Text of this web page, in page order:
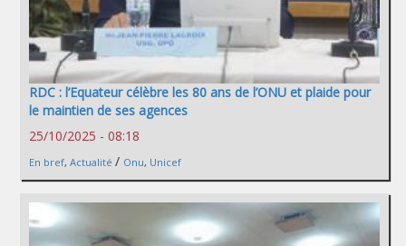
RDC : l’Equateur célèbre les 80 ans de l’ONU et plaide pour
le maintien de ses agences
25/10/2025 - 08:18
En bref, Actualité / Onu, Unicef